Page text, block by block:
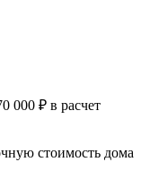
000 ₽ в расчет
стоимость дома